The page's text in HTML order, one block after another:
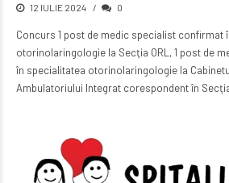
12 IULIE 2024 0
Concurs 1 post de medic specialist confirmat
otorinolaringologie la Secţia ORL, 1 post de
în specialitatea otorinolaringologie la
Ambulatoriului Integrat corespondent în